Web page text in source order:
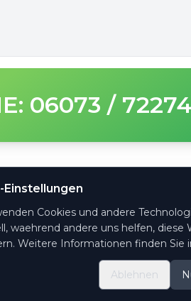
06073 /
es
Einstellungen
Cookies und andere
waehrend andere uns helfen,
Weitere Informationen finden Sie
Ablehnen